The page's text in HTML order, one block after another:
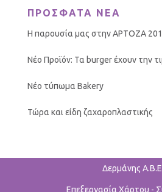
ΠΡΟΣΦΑΤΑ ΝΕΑ
Η παρουσία μας στην ΑΡΤΟΖΑ
Νέο Προϊόν: Τα burger έχουν την
Νέο τύπωμα Bakery
Τώρα και είδη ζαχαροπλαστικής
Δερμάνης
Επεξεργασία Χάρτου -